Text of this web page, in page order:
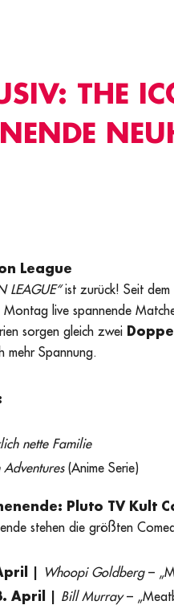
THE
League
LEAGUE“ist zurück! Seit dem
Montag live spannende
sorgen gleich zwei
mehr Spannung.
nette Familie
Adventures (Anime Serie)
Pluto TV Kult
stehen die größten
| Whoopi Goldberg–
April | Bill Murray–